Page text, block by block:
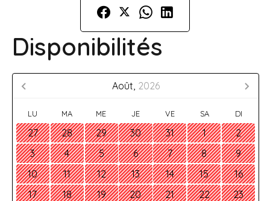
Disponibilités
Août, 2026
LU MA ME JE VE SA DI
27 28 29 30 31 1
2
3
4 5 6 7 8
9
10
11 12 13 14 15
16
17
18 19 20 21 22
23